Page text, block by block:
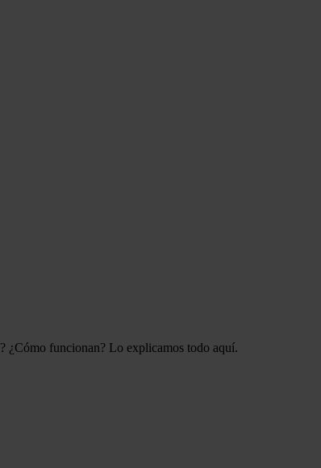
¿Cómo funcionan? Lo explicamos todo aquí.